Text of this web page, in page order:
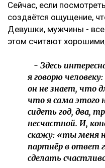
Сейчас, если
создаётся ощущение,
Девушки, мужчины - все
этом считают
- Здесь
я говорю
он не знает, что
что я сама этого
сидеть год, два,
несчастной. И,
скажу: «ты меня
партнёр в ответ
сделать